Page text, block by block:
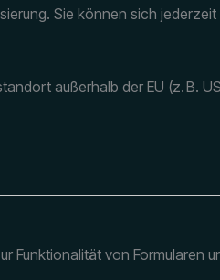
Sie können sich jederzeit
außerhalb der EU (z. B.
Funktionalität von Formularen